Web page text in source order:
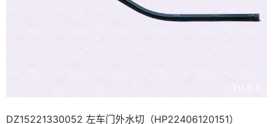
DZ15221330052 左车门外水切（HP22406120151）